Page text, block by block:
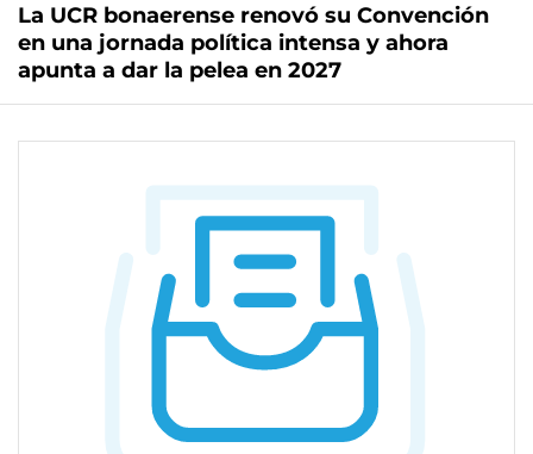
La UCR bonaerense renovó su Convención
en una jornada política intensa y ahora
apunta a dar la pelea en 2027